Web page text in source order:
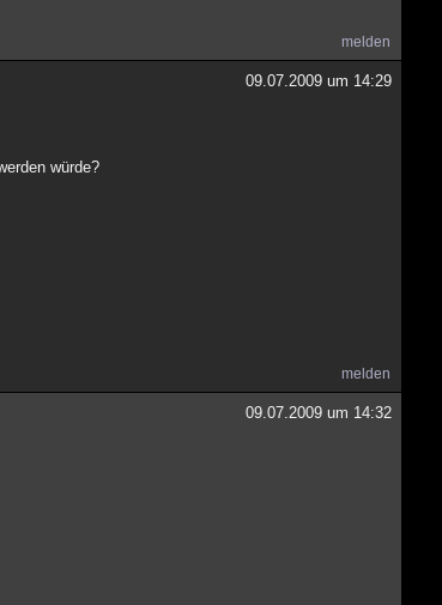
melden
09.07.2009 um 14:29
würde?
melden
09.07.2009 um 14:32